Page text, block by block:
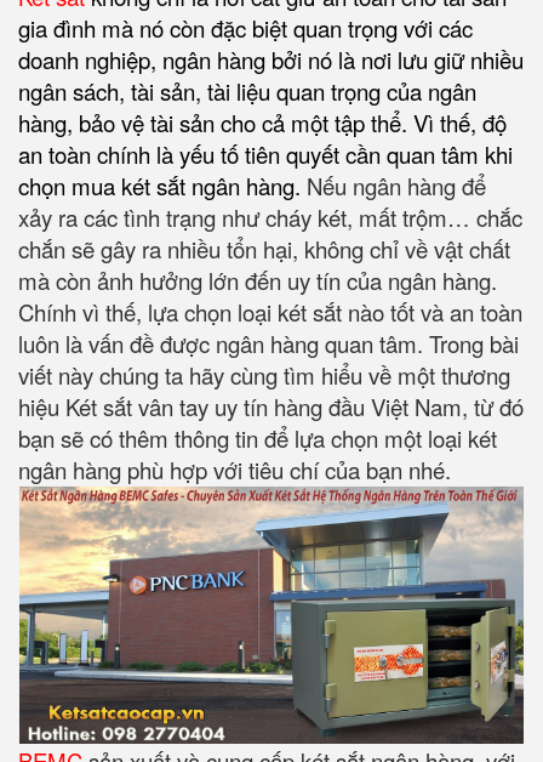
gia đình mà nó còn đặc biệt quan trọng với các
doanh nghiệp, ngân hàng bởi nó là nơi lưu giữ nhiều
ngân sách, tài sản, tài liệu quan trọng của ngân
hàng, bảo vệ tài sản cho cả một tập thể. Vì thế, độ
an toàn chính là yếu tố tiên quyết cần quan tâm khi
chọn mua két sắt ngân hàng. Nếu ngân hàng để
xảy ra các tình trạng như cháy két, mất trộm… chắc
chắn sẽ gây ra nhiều tổn hại, không chỉ về vật chất
mà còn ảnh hưởng lớn đến uy tín của ngân hàng.
Chính vì thế, lựa chọn loại két sắt nào tốt và an toàn
luôn là vấn đề được ngân hàng quan tâm. Trong bài
viết này chúng ta hãy cùng tìm hiểu về một thương
hiệu Két sắt vân tay uy tín hàng đầu Việt Nam, từ đó
bạn sẽ có thêm thông tin để lựa chọn một loại két
ngân hàng phù hợp với tiêu chí của bạn nhé.